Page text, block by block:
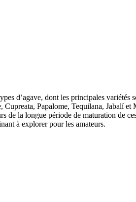
d’agave, dont les principales
Papalome, Tequilana, Jabalí et
de la longue période de maturation de
à explorer pour les amateurs.